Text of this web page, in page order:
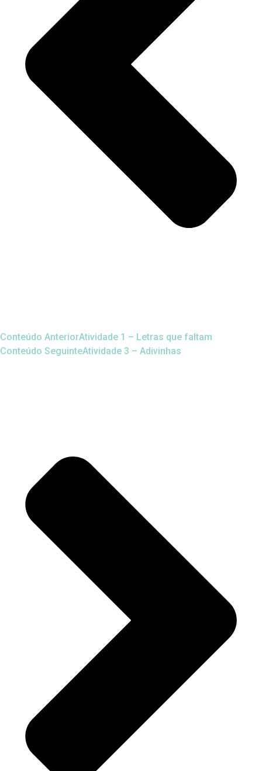
Conteúdo AnteriorAtividade 1 – Letras que faltam
Conteúdo SeguinteAtividade 3 – Adivinhas